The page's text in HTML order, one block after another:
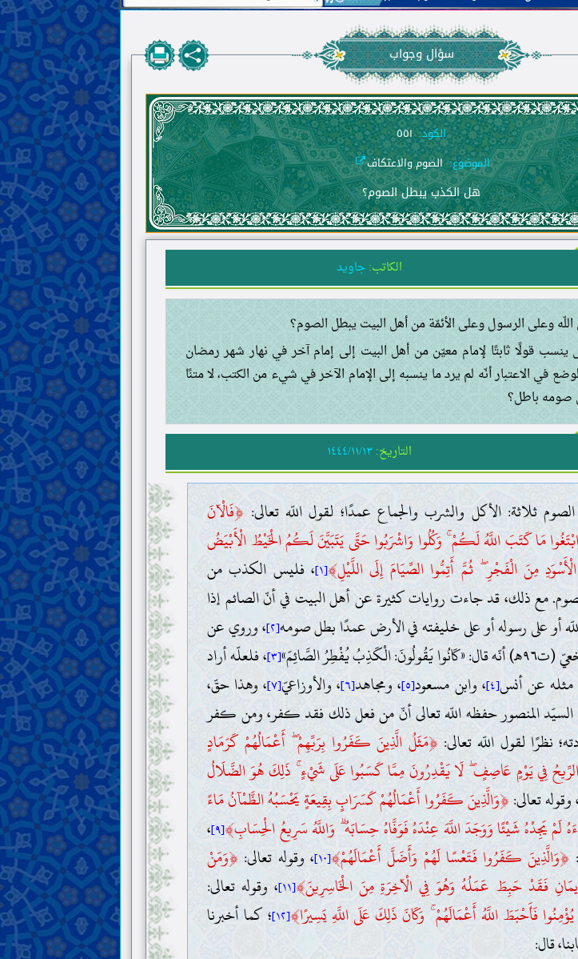
سؤال وجواب
الكود: ٥٥١
الموضوع: الصوم والاعتكاف
هل الكذب يبطل الصوم؟
الكاتب: جاويد
وعلى الرسول وعلى الأئمّة من أهل البيت يبطل الصوم؟
قولًا ثابتًا لإمام معيّن من أهل البيت إلى إمام آخر في نهار شهر رمضان
في الاعتبار أنّه لم يرد ما ينسبه إلى الإمام الآخر في شيء من الكتب، لا متنًا
صومه باطل؟
التاريخ: ١٤٤٤/١١/١٣
ثلاثة: الأكل والشرب والجماع عمدًا؛ لقول اللّه تعالى: ﴿فَالْآنَ
مَا كَتَبَ اللَّهُ لَكُمْ ۚ وَكُلُوا وَاشْرَبُوا حَتَّى يَتَبَيَّنَ لَكُمُ الْخَيْطُ الْأَبْيَضُ
مِنَ الْفَجْرِ ۖ ثُمَّ أَتِمُّوا الصِّيَامَ إِلَى اللَّيْلِ﴾[١] ، فليس الكذب من
مع ذلك، قد جاءت روايات كثيرة عن أهل البيت في أنّ الصائم إذا
أو على رسوله أو على خليفته في الأرض عمدًا بطل صومه[٢] ، وروي عن
الْكَذِبُ يُفْطِرُ الصَّائِمَ»
[٣] ، فلعلّه أراد
مثله عن أنس[٤] ، وابن مسعود[٥] ، ومجاهد[٦] ، والأوزاعيّ[٧] ، وهذا حقّ،
السيّد المنصور حفظه اللّه تعالى أنّ من فعل ذلك فقد كفر، ومن كفر
نظرًا لقول اللّه تعالى:﴿مَثَلُ الَّذِينَ كَفَرُوا بِرَبِّهِمْ ۖ أَعْمَالُهُمْ كَرَمَادٍ
فِي يَوْمٍ عَاصِفٍ ۖ لَا يَقْدِرُونَ مِمَّا كَسَبُوا عَلَى شَيْءٍ ۚ ذَلِكَ هُوَ الضَّلَالُ
، وقوله تعالى:﴿وَالَّذِينَ كَفَرُوا أَعْمَالُهُمْ كَسَرَابٍ بِقِيعَةٍ يَحْسَبُهُ الظَّمْآنُ مَاءً
لَمْ يَجِدْهُ شَيْئًا وَوَجَدَ اللَّهَ عِنْدَهُ فَوَفَّاهُ حِسَابَهُ ۗ وَاللَّهُ سَرِيعُ الْحِسَابِ﴾[٩] ،
﴿وَالَّذِينَ كَفَرُوا فَتَعْسًا لَهُمْ وَأَضَلَّ أَعْمَالَهُمْ﴾[١٠] ، وقوله تعالى: ﴿وَمَنْ
فَقَدْ حَبِطَ عَمَلُهُ وَهُوَ فِي الْآخِرَةِ مِنَ الْخَاسِرِينَ﴾[١١] ، وقوله تعالى:
فَأَحْبَطَ اللَّهُ أَعْمَالَهُمْ ۚ وَكَانَ ذَلِكَ عَلَى اللَّهِ يَسِيرًا﴾[١٢]
؛ كما أخبرنا
قال: